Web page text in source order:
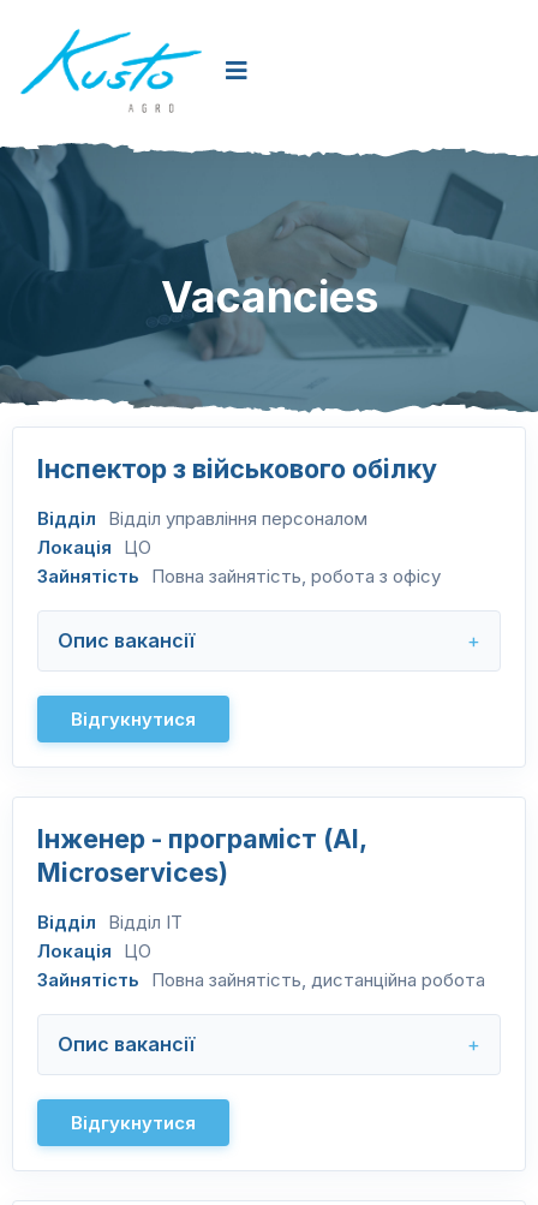
Vacancies
Інспектор з військового обілку
Відділ
Відділ управління персоналом
Локація
ЦО
Зайнятість
Повна зайнятість, робота з офісу
Опис вакансії
Відгукнутися
Інженер - програміст (AI,
Microservices)
Відділ
Відділ IT
Локація
ЦО
Зайнятість
Повна зайнятість, дистанційна робота
Опис вакансії
Відгукнутися